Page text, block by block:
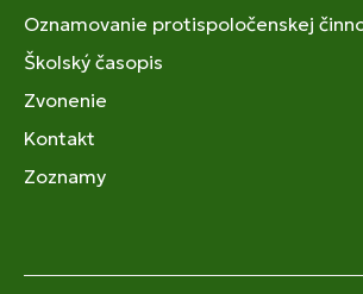
Oznamovanie protispoločenskej
Školský časopis
Zvonenie
Kontakt
Zoznamy